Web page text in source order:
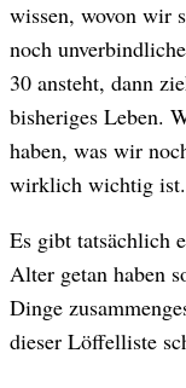
wissen, wovon wir
noch
30 ansteht, dann
bisheriges Leben.
haben, was wir
wirklich wichtig ist.​
Es gibt tatsächlich
Alter getan haben
Dinge
dieser Löffelliste